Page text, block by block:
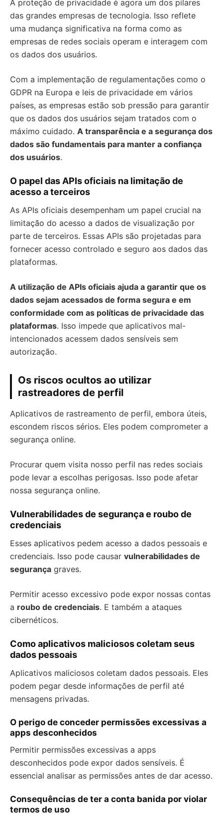
A proteção de privacidade é agora um dos pilares
das grandes empresas de tecnologia. Isso reflete
uma mudança significativa na forma como as
empresas de redes sociais operam e interagem com
os dados dos usuários.
Com a implementação de regulamentações como o
GDPR na Europa e leis de privacidade em vários
países, as empresas estão sob pressão para garantir
que os dados dos usuários sejam tratados com o
máximo cuidado. A transparência e a segurança dos
dados são fundamentais para manter a confiança
dos usuários.
O papel das APIs oficiais na limitação de
acesso a terceiros
As APIs oficiais desempenham um papel crucial na
limitação do acesso a dados de visualização por
parte de terceiros. Essas APIs são projetadas para
fornecer acesso controlado e seguro aos dados das
plataformas.
A utilização de APIs oficiais ajuda a garantir que os
dados sejam acessados de forma segura e em
conformidade com as políticas de privacidade das
plataformas. Isso impede que aplicativos mal-
intencionados acessem dados sensíveis sem
autorização.
Os riscos ocultos ao utilizar
rastreadores de perfil
Aplicativos de rastreamento de perfil, embora úteis,
escondem riscos sérios. Eles podem comprometer a
segurança online.
Procurar quem visita nosso perfil nas redes sociais
pode levar a escolhas perigosas. Isso pode afetar
nossa segurança online.
Vulnerabilidades de segurança e roubo de
credenciais
Esses aplicativos pedem acesso a dados pessoais e
credenciais. Isso pode causar vulnerabilidades de
segurança graves.
Permitir acesso excessivo pode expor nossas contas
a roubo de credenciais. E também a ataques
cibernéticos.
Como aplicativos maliciosos coletam seus
dados pessoais
Aplicativos maliciosos coletam dados pessoais. Eles
podem pegar desde informações de perfil até
mensagens privadas.
O perigo de conceder permissões excessivas a
apps desconhecidos
Permitir permissões excessivas a apps
desconhecidos pode expor dados sensíveis. É
essencial analisar as permissões antes de dar acesso.
Consequências de ter a conta banida por violar
termos de uso